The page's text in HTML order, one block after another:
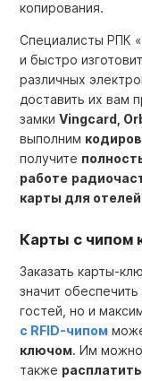
копирования.
Специалисты РПК
и быстро
различных
доставить их вам
замки Vingcard,
выполним
получите
работе
карты для отелей
Карты с чипом
Заказать карты-
значит
гостей, но и
с RFID-чипом
ключом. Им можно
также